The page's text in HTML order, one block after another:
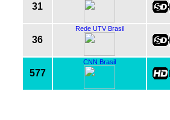
31
36
Rede UTV Brasil
577
CNN Brasil